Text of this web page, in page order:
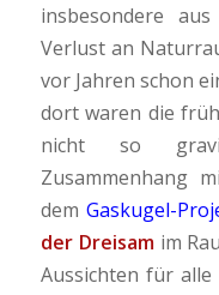
insbesondere
Verlust an
vor Jahren schon
dort waren die
nicht so
Zusammenhang
dem Gaskugel-
der Dreisam im
Aussichten für alle